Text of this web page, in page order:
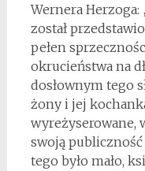
Wernera Herzoga:
został
pełen
okrucieństwa na
dosłownym tego
żony i jej
wyreżyserowane,
swoją publiczność
tego było mało,